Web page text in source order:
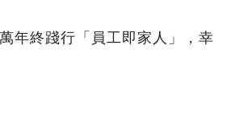
年終踐行「員工即家人」，幸